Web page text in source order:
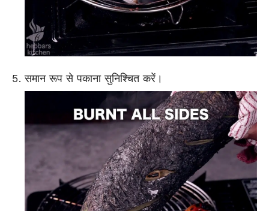
समान रूप से पकाना सुनिश्चित करें।